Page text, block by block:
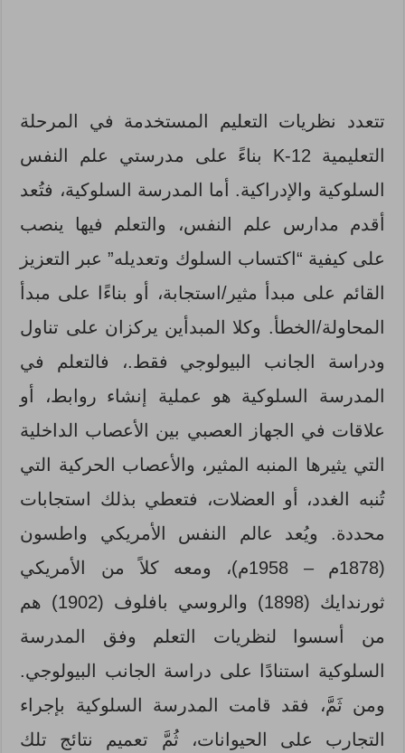
تتعدد نظريات التعليم المستخدمة في المرحلة
التعليمية K-12 بناءً على مدرستي علم النفس
السلوكية والإدراكية. أما المدرسة السلوكية، فتُعد
أقدم مدارس علم النفس، والتعلم فيها ينصب
على كيفية “اكتساب السلوك وتعديله” عبر التعزيز
القائم على مبدأ مثير/استجابة، أو بناءًا على مبدأ
المحاولة/الخطأ. وكلا المبدأين يركزان على تناول
ودراسة الجانب البيولوجي فقط.، فالتعلم في
المدرسة السلوكية هو عملية إنشاء روابط، أو
علاقات في الجهاز العصبي بين الأعصاب الداخلية
التي يثيرها المنبه المثير، والأعصاب الحركية التي
تُنبه الغدد، أو العضلات، فتعطي بذلك استجابات
محددة. ويُعد عالم النفس الأمريكي واطسون
(1878م – 1958م)، ومعه كلاً من الأمريكي
ثورندايك (1898) والروسي بافلوف (1902) هم
من أسسوا لنظريات التعلم وفق المدرسة
السلوكية استنادًا على دراسة الجانب البيولوجي.
ومن ثَمَّ، فقد قامت المدرسة السلوكية بإجراء
التجارب على الحيوانات، ثُمَّ تعميم نتائج تلك